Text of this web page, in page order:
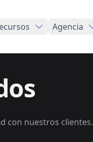
Agencia
con nuestros clientes.